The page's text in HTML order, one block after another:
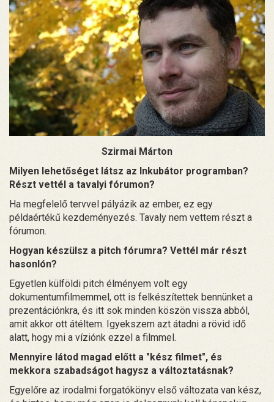
Szirmai Márton
Milyen lehetőséget látsz az Inkubátor programban?
Részt vettél a tavalyi fórumon?
Ha megfelelő tervvel pályázik az ember, ez egy
példaértékű kezdeményezés. Tavaly nem vettem részt a
fórumon.
Hogyan készülsz a pitch fórumra? Vettél már részt
hasonlón?
Egyetlen külföldi pitch élményem volt egy
dokumentumfilmemmel, ott is felkészítettek bennünket a
prezentációnkra, és itt sok minden köszön vissza abból,
amit akkor ott átéltem. Igyekszem azt átadni a rövid idő
alatt, hogy mi a víziónk ezzel a filmmel.
Mennyire látod magad előtt a "kész filmet", és
mekkora szabadságot hagysz a változtatásnak?
Egyelőre az irodalmi forgatókönyv első változata van kész,